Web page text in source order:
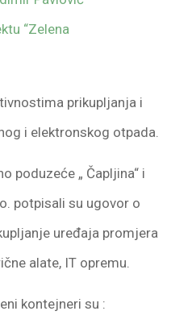
“Zelena
prikupljanja i
i elektronskog otpada.
poduzeće „ Čapljina“ i
potpisali su ugovor o
uređaja promjera
alate, IT opremu.
kontejneri su :